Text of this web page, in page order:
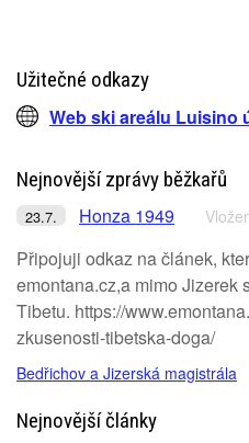
Užitečné odkazy
Web ski areálu Luisino
Nejnovější zprávy běžkařů
23.7. Honza 1949
Připojuji odkaz na článek,
emontana.cz,a mimo Jizerek
Tibetu. https://
zkusenosti-tibetska-doga/
Bedřichov a Jizerská magistrála
Nejnovější články